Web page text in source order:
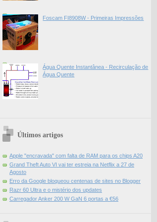
Foscam FI8908W - Primeiras Impressões
Água Quente Instantânea - Recirculação de
Água Quente
Últimos artigos
Apple "encravada" com falta de RAM para os chips A20
Grand Theft Auto VI vai ter estreia na Netflix a 27 de
Agosto
Erro da Google bloqueou centenas de sites no Blogger
Razr 60 Ultra e o mistério dos updates
Carregador Anker 200 W GaN 6 portas a €56